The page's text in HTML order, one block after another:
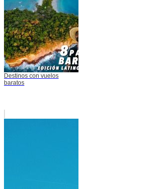
Destinos con vuelos
baratos